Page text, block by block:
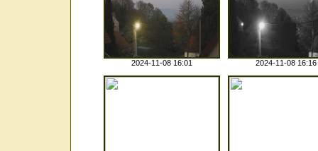
2024-11-08 16:01 2024-11-08 16:16